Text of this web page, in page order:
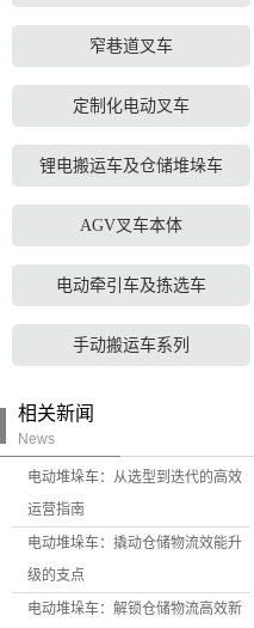
窄巷道叉车
定制化电动叉车
锂电搬运车及仓储堆垛车
AGV叉车本体
电动牵引车及拣选车
手动搬运车系列
相关新闻
News
电动堆垛车：从选型到迭代的高效
运营指南
电动堆垛车：撬动仓储物流效能升
级的支点
电动堆垛车：解锁仓储物流高效新